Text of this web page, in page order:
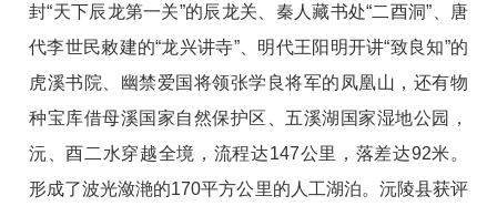
封“天下辰龙第一关”的辰龙关、秦人藏书处“二酉洞”、唐
代李世民敕建的“龙兴讲寺”、明代王阳明开讲“致良知”的
虎溪书院、幽禁爱国将领张学良将军的凤凰山，还有物
种宝库借母溪国家自然保护区、五溪湖国家湿地公园，
沅、酉二水穿越全境，流程达147公里，落差达92米。
形成了波光潋滟的170平方公里的人工湖泊。沅陵县获评